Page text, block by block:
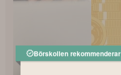
Börskollen rekommenderar